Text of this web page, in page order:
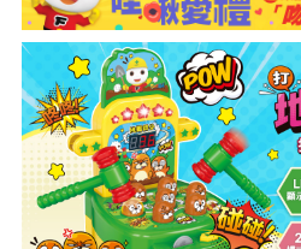
HOT
老師您好!!幼教會員火熱招募
海外購物免煩惱！點我查看『
批發會員大招募，輕鬆實現財